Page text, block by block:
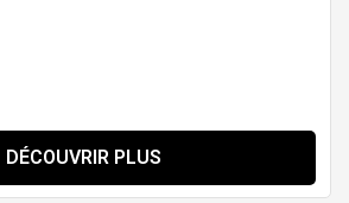
DÉCOUVRIR PLUS